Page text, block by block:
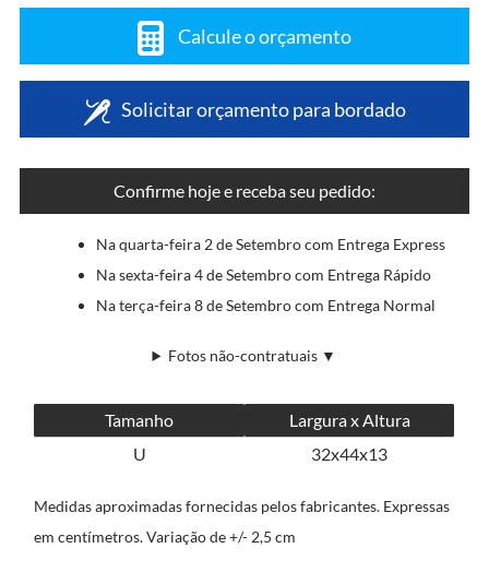
Calcule o orçamento
Solicitar orçamento para bordado
Confirme hoje e receba seu pedido:
Na quarta-feira 2 de Setembro com Entrega Express
Na sexta-feira 4 de Setembro com Entrega Rápido
Na terça-feira 8 de Setembro com Entrega Normal
Fotos não-contratuais ▼
Tamanho
Largura x Altura
U
32x44x13
Medidas aproximadas fornecidas pelos fabricantes. Expressas
em centímetros. Variação de +/- 2,5 cm